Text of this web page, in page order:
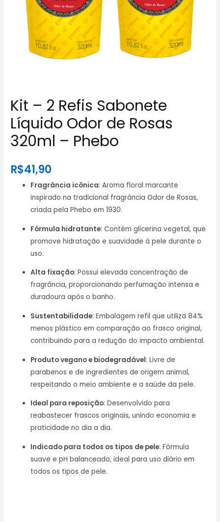
Kit – 2 Refis Sabonete
Líquido Odor de Rosas
320ml – Phebo
R$41,90
Fragrância icônica: Aroma floral marcante
inspirado na tradicional fragrância Odor de Rosas,
criada pela Phebo em 1930.
Fórmula hidratante: Contém glicerina vegetal, que
promove hidratação e suavidade à pele durante o
uso.
Alta fixação: Possui elevada concentração de
fragrância, proporcionando perfumação intensa e
duradoura após o banho.
Sustentabilidade: Embalagem refil que utiliza 84%
menos plástico em comparação ao frasco original,
contribuindo para a redução do impacto ambiental.
Produto vegano e biodegradável: Livre de
parabenos e de ingredientes de origem animal,
respeitando o meio ambiente e a saúde da pele.
Ideal para reposição: Desenvolvido para
reabastecer frascos originais, unindo economia e
praticidade no dia a dia.
Indicado para todos os tipos de pele: Fórmula
suave e pH balanceado, ideal para uso diário em
todos os tipos de pele.